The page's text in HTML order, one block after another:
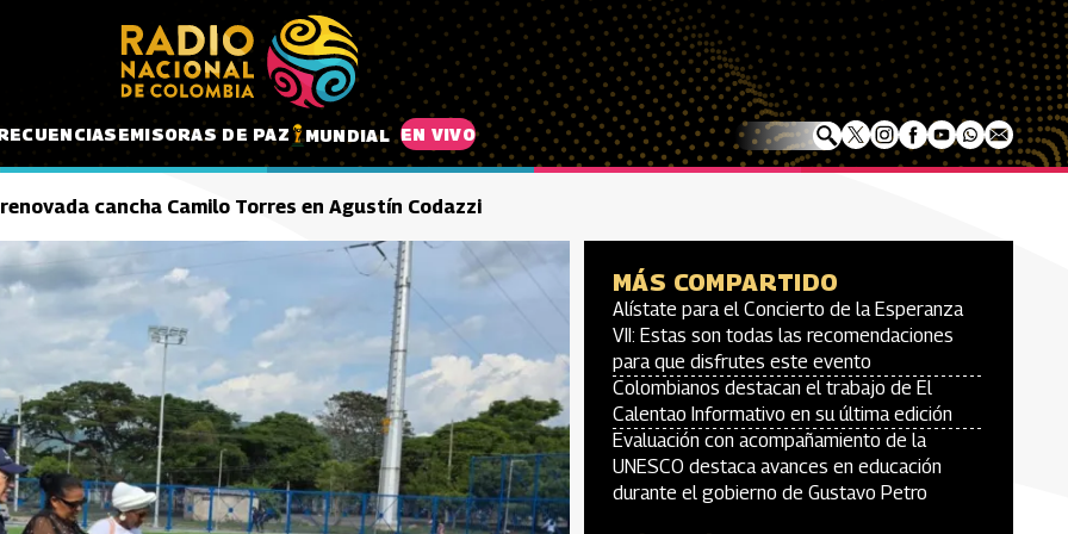
EMISORAS DE PAZ MUNDIAL EN VIVO
cancha Camilo Torres en Agustín Codazzi
MÁS COMPARTIDO
Alístate para el Concierto de la Esperanza
VII: Estas son todas las recomendaciones
para que disfrutes este evento
Colombianos destacan el trabajo de El
Calentao Informativo en su última edición
Evaluación con acompañamiento de la
UNESCO destaca avances en educación
durante el gobierno de Gustavo Petro